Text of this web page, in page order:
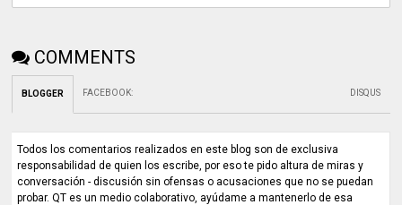
COMMENTS
BLOGGER FACEBOOK: DISQUS
Todos los comentarios realizados en este blog son de exclusiva
responsabilidad de quien los escribe, por eso te pido altura de miras y
conversación - discusión sin ofensas o acusaciones que no se puedan
probar. QT es un medio colaborativo, ayúdame a mantenerlo de esa